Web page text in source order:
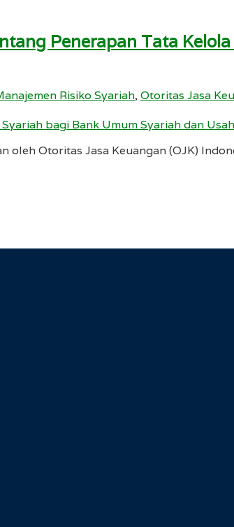
Penerapan Tata
Risiko Syariah,Otoritas Jasa
Otoritas Jasa Keuangan (OJK)